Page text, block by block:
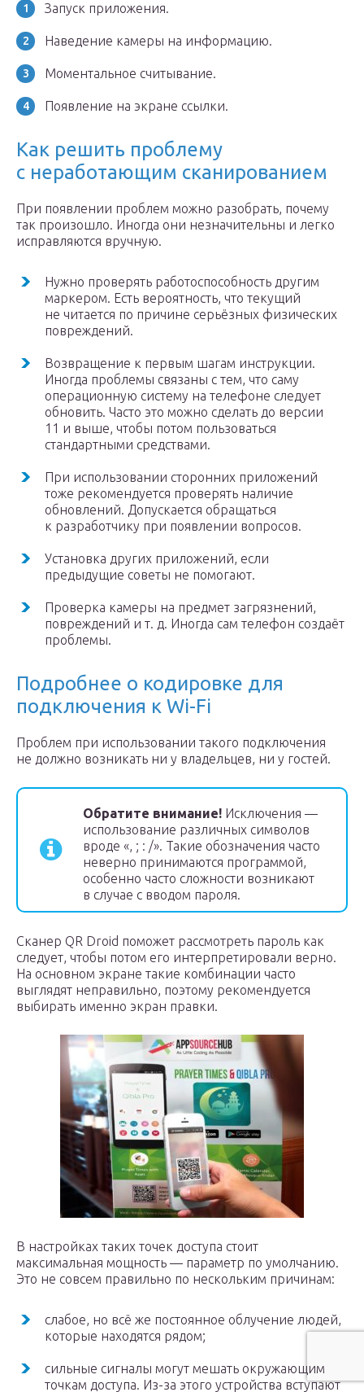
Запуск приложения.
Наведение камеры на информацию.
Моментальное считывание.
Появление на экране ссылки.
Как решить проблему
с неработающим сканированием
При появлении проблем можно разобрать, почему
так произошло. Иногда они незначительны и легко
исправляются вручную.
Нужно проверять работоспособность другим
маркером. Есть вероятность, что текущий
не читается по причине серьёзных физических
повреждений.
Возвращение к первым шагам инструкции.
Иногда проблемы связаны с тем, что саму
операционную систему на телефоне следует
обновить. Часто это можно сделать до версии
11 и выше, чтобы потом пользоваться
стандартными средствами.
При использовании сторонних приложений
тоже рекомендуется проверять наличие
обновлений. Допускается обращаться
к разработчику при появлении вопросов.
Установка других приложений, если
предыдущие советы не помогают.
Проверка камеры на предмет загрязнений,
повреждений и т. д. Иногда сам телефон создаёт
проблемы.
Подробнее о кодировке для
подключения к Wi-Fi
Проблем при использовании такого подключения
не должно возникать ни у владельцев, ни у гостей.
Обратите внимание! Исключения —
использование различных символов
вроде «, ; : /». Такие обозначения часто
неверно принимаются программой,
особенно часто сложности возникают
в случае с вводом пароля.
Сканер QR Droid поможет рассмотреть пароль как
следует, чтобы потом его интерпретировали верно.
На основном экране такие комбинации часто
выглядят неправильно, поэтому рекомендуется
выбирать именно экран правки.
В настройках таких точек доступа стоит
максимальная мощность — параметр по умолчанию.
Это не совсем правильно по нескольким причинам:
слабое, но всё же постоянное облучение людей,
которые находятся рядом;
сильные сигналы могут мешать окружающим
точкам доступа. Из-за этого устройства вступают